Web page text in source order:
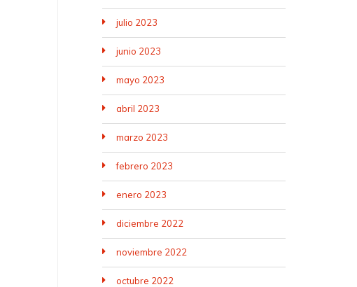
julio 2023
junio 2023
mayo 2023
abril 2023
marzo 2023
febrero 2023
enero 2023
diciembre 2022
noviembre 2022
octubre 2022